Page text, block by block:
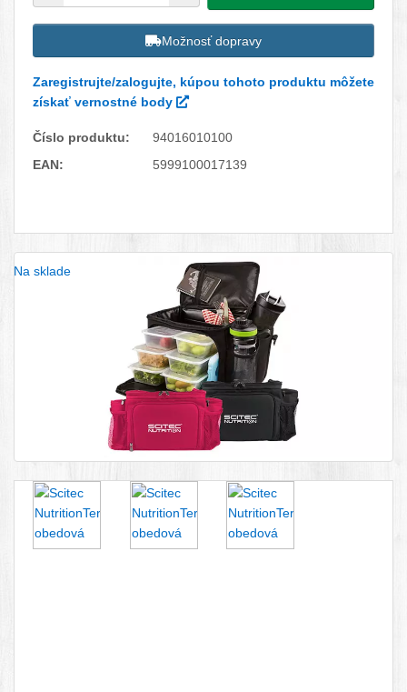
Možnosť dopravy
Zaregistrujte/zalogujte, kúpou tohoto produktu môžete
získať vernostné body
Číslo produktu:
94016010100
EAN:
5999100017139
Na sklade